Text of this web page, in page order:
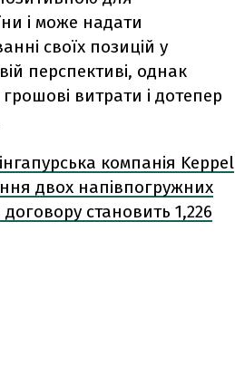
і може надати
своїх позицій у
перспективі, однак
витрати і дотепер
компанія Keppel
двох напівпогружних
становить 1,226